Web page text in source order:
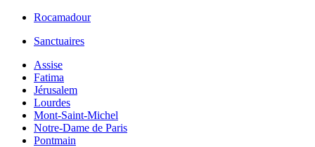
Rocamadour
Sanctuaires
Assise
Fatima
Jérusalem
Lourdes
Mont-Saint-Michel
Notre-Dame de Paris
Pontmain